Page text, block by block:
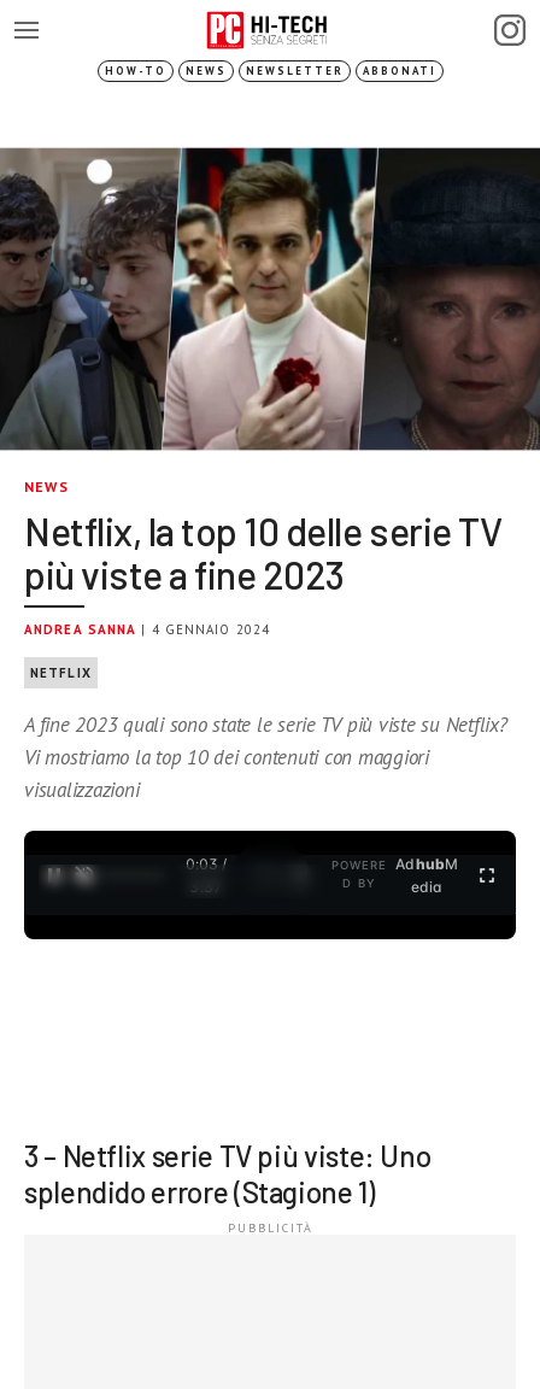
HOW-TO NEWS NEWSLETTER ABBONATI
NEWS
Netflix, la top 10 delle serie TV
più viste a fine 2023
ANDREA SANNA | 4 GENNAIO 2024
NETFLIX
A fine 2023 quali sono state le serie TV più viste su Netflix?
Vi mostriamo la top 10 dei contenuti con maggiori
visualizzazioni
0:04 /
3:37
POWERE
D BY
AdhubM
edia
3 – Netflix serie TV più viste: Uno
splendido errore (Stagione 1)